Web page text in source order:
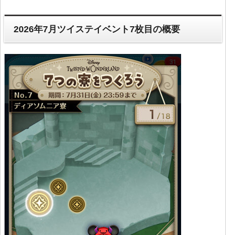
2026年7月ツイステイベント7枚目の概要